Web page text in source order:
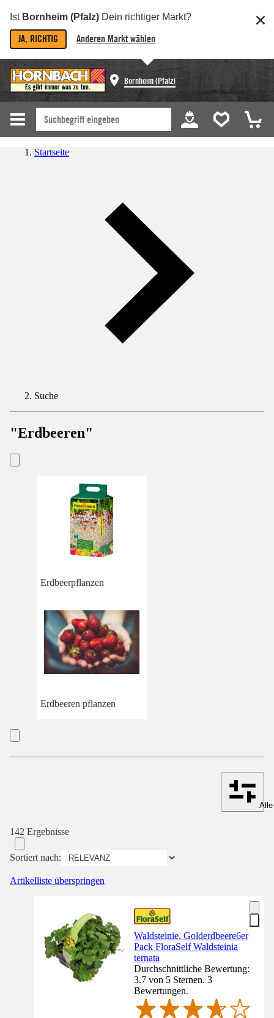
Ist Bornheim (Pfalz) Dein richtiger Markt?
JA, RICHTIG Anderen Markt wählen
Bornheim (Pfalz)
Startseite
Suche
"Erdbeeren"
Erdbeerpflanzen
Erdbeeren pflanzen
142 Ergebnisse
Sortiert nach:
Artikelliste überspringen
Waldsteinie, Golderdbeere6er
Pack FloraSelf Waldsteinia
ternata
Durchschnittliche Bewertung:
3.7 von 5 Sternen. 3
Bewertungen.